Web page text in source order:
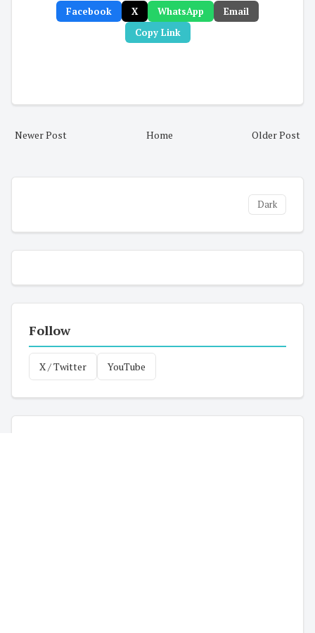
Facebook X WhatsApp
Email
Copy Link
Newer Post Older Post
Home
Dark
Follow
X / Twitter YouTube